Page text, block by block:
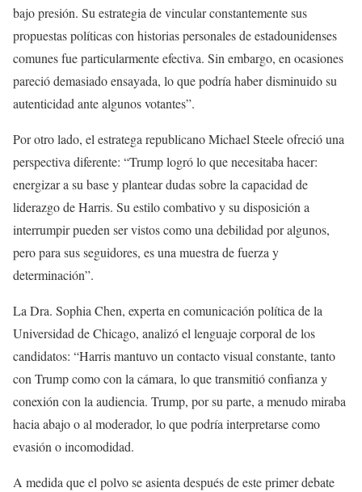
bajo presión. Su estrategia de vincular constantemente sus
propuestas políticas con historias personales de estadounidenses
comunes fue particularmente efectiva. Sin embargo, en ocasiones
pareció demasiado ensayada, lo que podría haber disminuido su
autenticidad ante algunos votantes”.
Por otro lado, el estratega republicano Michael Steele ofreció una
perspectiva diferente: “Trump logró lo que necesitaba hacer:
energizar a su base y plantear dudas sobre la capacidad de
liderazgo de Harris. Su estilo combativo y su disposición a
interrumpir pueden ser vistos como una debilidad por algunos,
pero para sus seguidores, es una muestra de fuerza y
determinación”.
La Dra. Sophia Chen, experta en comunicación política de la
Universidad de Chicago, analizó el lenguaje corporal de los
candidatos: “Harris mantuvo un contacto visual constante, tanto
con Trump como con la cámara, lo que transmitió confianza y
conexión con la audiencia. Trump, por su parte, a menudo miraba
hacia abajo o al moderador, lo que podría interpretarse como
evasión o incomodidad.
A medida que el polvo se asienta después de este primer debate